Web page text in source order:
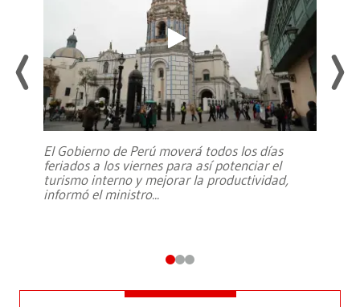
El Gobierno de Perú moverá todos los días
feriados a los viernes para así potenciar el
turismo interno y mejorar la productividad,
informó el ministro...